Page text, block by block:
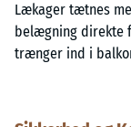
Lækager tætnes
belægning direkte
trænger ind i